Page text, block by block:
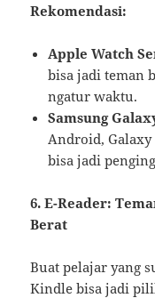
Rekomendasi:
Apple Watch
bisa jadi teman
ngatur waktu.
Samsung
Android,
bisa jadi
6. E-Reader:
Berat
Buat pelajar yang
Kindle bisa jadi